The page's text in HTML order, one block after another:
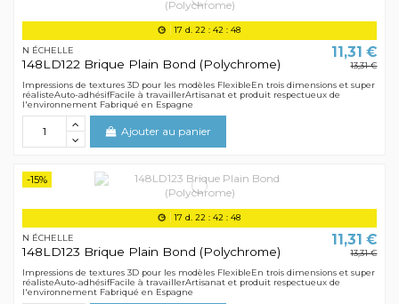
17 d. 22 :42 :48
N ÉCHELLE
148LD122 Brique Plain Bond (Polychrome)
11,31 €
13,31 €
Impressions de textures 3D pour les modèles FlexibleEn trois dimensions et super
réalisteAuto-adhésifFacile à travaillerArtisanat et produit respectueux de
l'environnement Fabriqué en Espagne
Ajouter au panier
-15%
17 d. 22 :42 :48
N ÉCHELLE
148LD123 Brique Plain Bond (Polychrome)
11,31 €
13,31 €
Impressions de textures 3D pour les modèles FlexibleEn trois dimensions et super
réalisteAuto-adhésifFacile à travaillerArtisanat et produit respectueux de
l'environnement Fabriqué en Espagne